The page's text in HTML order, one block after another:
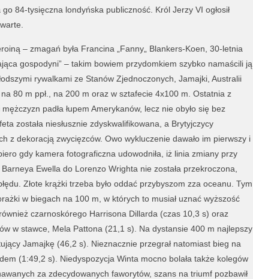
84-tysięczna londyńska publiczność. Król Jerzy VI ogłosił
– zmagań była Francina „Fanny„ Blankers-Koen, 30-letnia
gospodyni” – takim bowiem przydomkiem szybko namaścili ją
rywalkami ze Stanów Zjednoczonych, Jamajki, Australii
80 m ppł., na 200 m oraz w sztafecie 4x100 m. Ostatnia z
padła łupem Amerykanów, lecz nie obyło się bez
została niesłusznie zdyskwalifikowana, a Brytyjczycy
z dekoracją zwycięzców. Owo wykluczenie dawało im pierwszy i
gdy kamera fotograficzna udowodniła, iż linia zmiany przy
Ewella do Lorenzo Wrighta nie została przekroczona,
Złote krążki trzeba było oddać przybyszom zza oceanu. Tym
w biegach na 100 m, w których to musiał uznać wyższość
czarnoskórego Harrisona Dillarda (czas 10,3 s) oraz
w stawce, Mela Pattona (21,1 s). Na dystansie 400 m najlepszy
Jamajkę (46,2 s). Nieznacznie przegrał natomiast bieg na
(1:49,2 s). Niedyspozycja Winta mocno bolała także kolegów
za zdecydowanych faworytów, szans na triumf pozbawił